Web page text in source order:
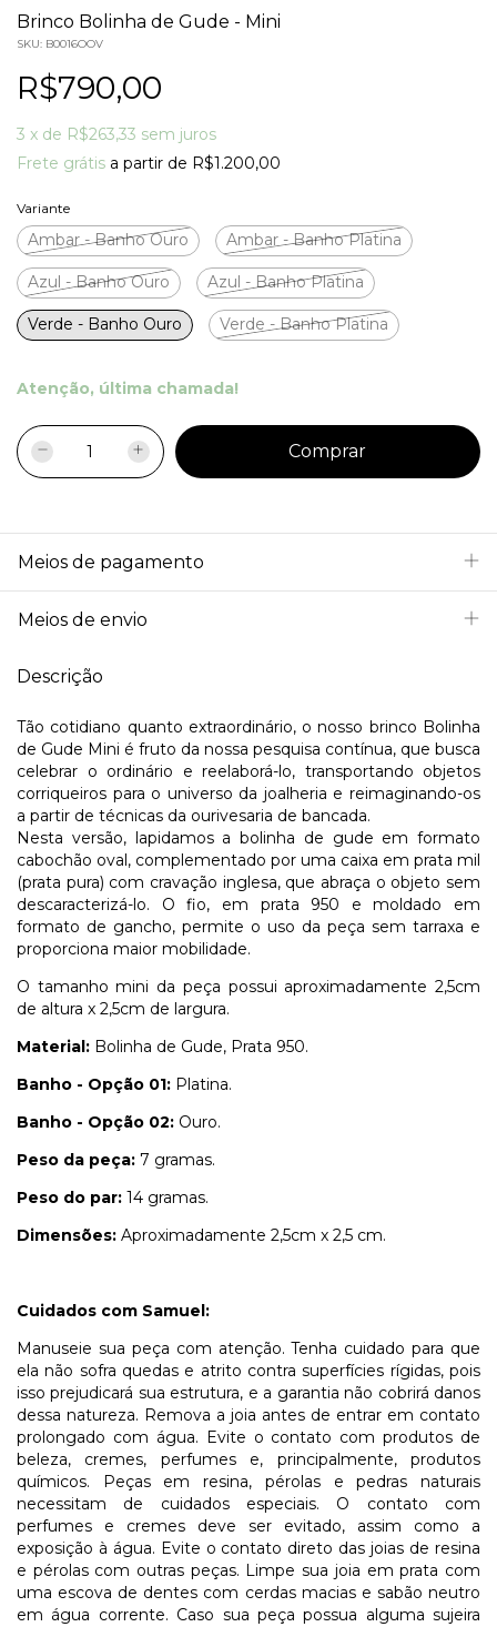
Brinco Bolinha de Gude - Mini
SKU: B0016OOV
R$790,00
3 x de R$263,33 sem juros
Frete grátis a partir de R$1.200,00
Variante
Ambar - Banho Ouro Ambar - Banho Platina
Azul - Banho Ouro Azul - Banho Platina
Verde - Banho Ouro Verde - Banho Platina
Atenção, última chamada!
Meios de pagamento
Meios de envio
Descrição
Tão cotidiano quanto extraordinário, o nosso brinco Bolinha
de Gude Mini é fruto da nossa pesquisa contínua, que busca
celebrar o ordinário e reelaborá-lo, transportando objetos
corriqueiros para o universo da joalheria e reimaginando-os
a partir de técnicas da ourivesaria de bancada.
Nesta versão, lapidamos a bolinha de gude em formato
cabochão oval, complementado por uma caixa em prata mil
(prata pura) com cravação inglesa, que abraça o objeto sem
descaracterizá-lo. O fio, em prata 950 e moldado em
formato de gancho, permite o uso da peça sem tarraxa e
proporciona maior mobilidade.
O tamanho mini da peça possui aproximadamente 2,5cm
de altura x 2,5cm de largura.
Material: Bolinha de Gude, Prata 950.
Banho - Opção 01: Platina.
Banho - Opção 02: Ouro.
Peso da peça: 7 gramas.
Peso do par: 14 gramas.
Dimensões: Aproximadamente 2,5cm x 2,5 cm.
Cuidados com Samuel:
Manuseie sua peça com atenção. Tenha cuidado para que
ela não sofra quedas e atrito contra superfícies rígidas, pois
isso prejudicará sua estrutura, e a garantia não cobrirá danos
dessa natureza. Remova a joia antes de entrar em contato
prolongado com água. Evite o contato com produtos de
beleza, cremes, perfumes e, principalmente, produtos
químicos. Peças em resina, pérolas e pedras naturais
necessitam de cuidados especiais. O contato com
perfumes e cremes deve ser evitado, assim como a
exposição à água. Evite o contato direto das joias de resina
e pérolas com outras peças. Limpe sua joia em prata com
uma escova de dentes com cerdas macias e sabão neutro
em água corrente. Caso sua peça possua alguma sujeira